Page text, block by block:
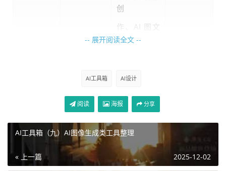
创
作、AI 图文
创作
tergo.com/
台
https://d.de
sign/
设计师 AI 社
群
真正的成长, 源于内心的觉醒和不懈的努力, 你的信念
-- 展开阅读全文 --
AI工具箱 AI设计
阅读 海报 分享
AI工具箱（九）AI图像生成类工具整理
« 上一篇 2025-12-02